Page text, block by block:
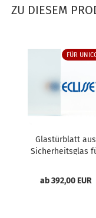
ZU DIESEM
FÜR
Glastürblatt aus
Sicherheitsglas
ab 392,00 EUR